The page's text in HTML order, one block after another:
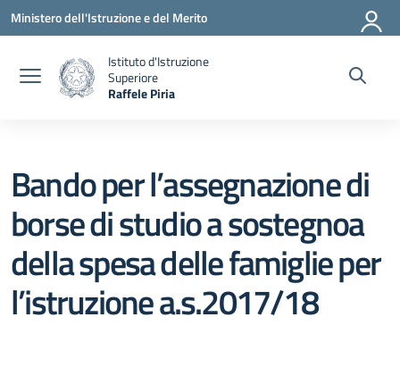
Vai ai contenuti
Vai al menu di navigazione
Vai al footer
Ministero dell'Istruzione e del Merito
Istituto d'Istruzione
Superiore
Raffele Piria
Bando per l’assegnazione di
borse di studio a sostegnoa
della spesa delle famiglie per
l’istruzione a.s.2017/18